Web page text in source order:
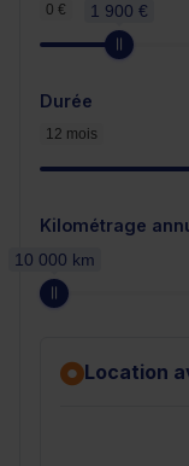
0 € 1 900 €
Durée
12 mois
Kilométrage
10 000 km
Location